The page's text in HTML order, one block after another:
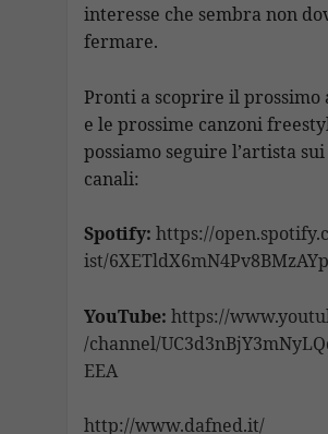
interesse che sembra non
fermare.
Pronti a scoprire il prossimo
e le prossime canzoni
possiamo seguire l’artista
canali:
Spotify: https://
ist/
YouTube: https://
/channel/
EEA
http://www.dafned.it/